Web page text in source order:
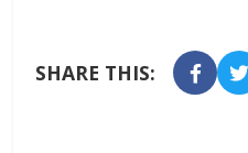
SHARE THIS: